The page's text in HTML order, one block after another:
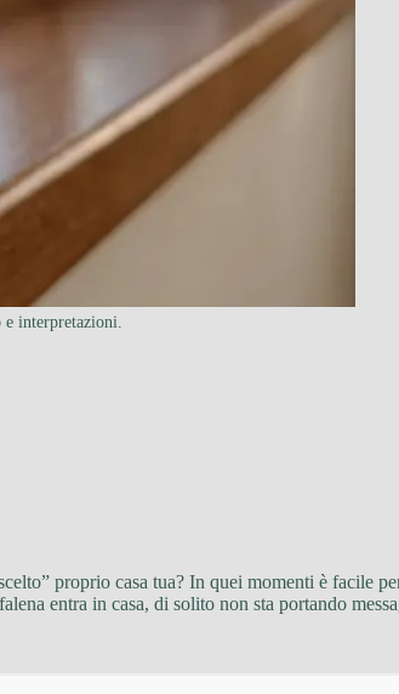
e interpretazioni.
proprio casa tua? In quei momenti è facile
entra in casa, di solito non sta portando